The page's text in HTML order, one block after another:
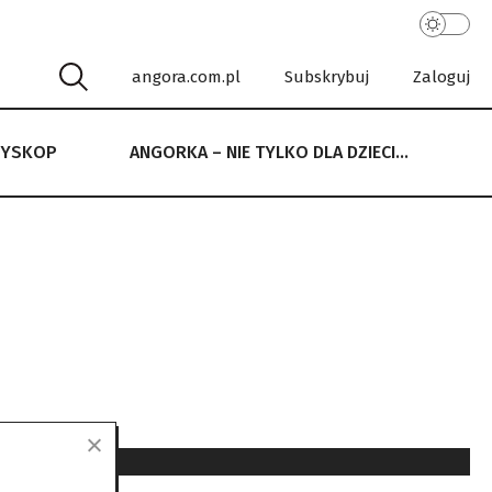
angora.com.pl Subskrybuj Zaloguj
ANGORKA – NIE TYLKO DLA DZIECI…
NIE TYLKO DLA DZIECI…